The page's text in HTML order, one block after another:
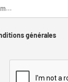
générales